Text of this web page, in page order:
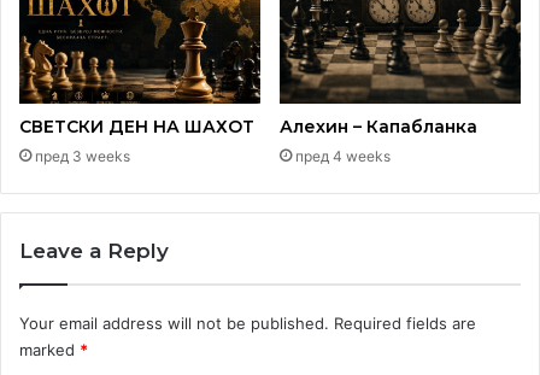
СВЕТСКИ ДЕН НА ШАХОТ
пред 3 weeks
Алехин – Капабланка
пред 4 weeks
Leave a Reply
Your email address will not be published. Required fields are
marked *